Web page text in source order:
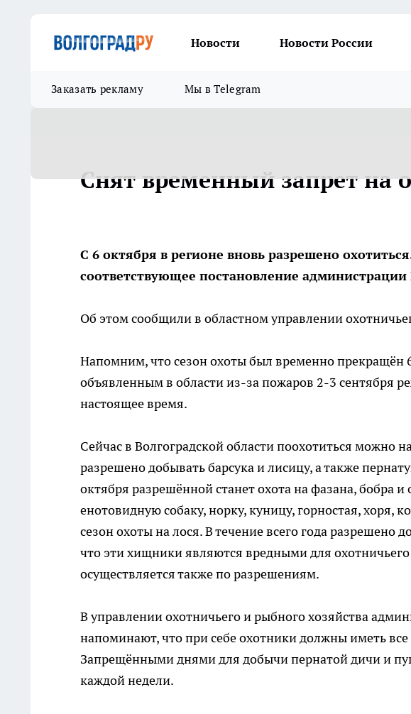
Новости Новости России
Заказать рекламу Мы в Telegram
Cнят временный запрет на
С 6 октября в регионе вновь разрешено
соответствующее постановление администрации
Об этом сообщили в областном управлении
Напомним, что сезон охоты был временно прекращён
объявленным в области из-за пожаров 2-3 сентября
настоящее время.
Сейчас в Волгоградской области поохотиться можно
разрешено добывать барсука и лисицу, а также
октября разрешённой станет охота на фазана, бобра
енотовидную собаку, норку, куницу, горностая, хоря,
сезон охоты на лося. В течение всего года разрешено
что эти хищники являются вредными для
осуществляется также по разрешениям.
В управлении охотничьего и рыбного хозяйства
напоминают, что при себе охотники должны иметь
Запрещёнными днями для добычи пернатой дичи и
каждой недели.